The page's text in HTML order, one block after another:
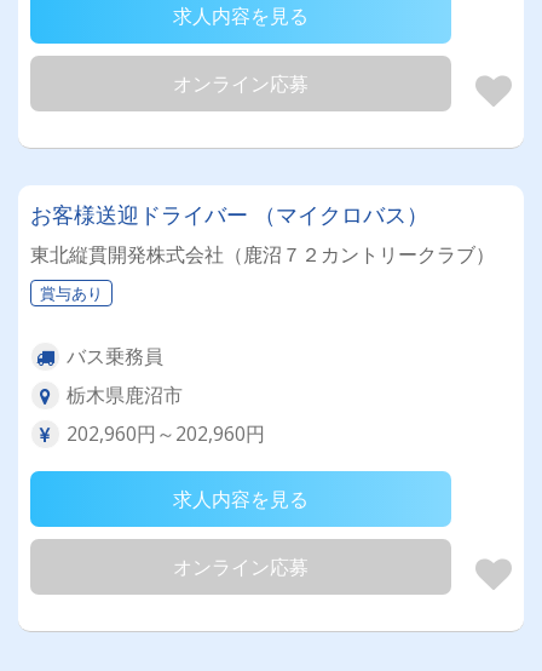
求人内容を見る
オンライン応募
お客様送迎ドライバー （マイクロバス）
東北縦貫開発株式会社（鹿沼７２カントリークラブ）
賞与あり
バス乗務員
栃木県鹿沼市
202,960円～202,960円
求人内容を見る
オンライン応募